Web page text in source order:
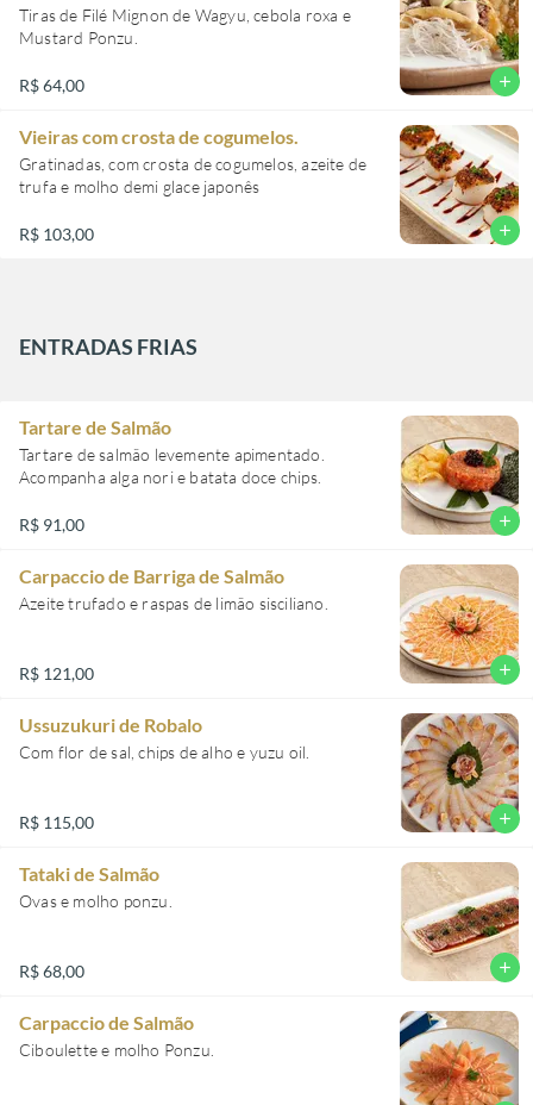
Tiras de Filé Mignon de Wagyu, cebola roxa e
Mustard Ponzu.
R$ 64,00 add
Vieiras com crosta de cogumelos.
Gratinadas, com crosta de cogumelos, azeite de
trufa e molho demi glace japonês
R$ 103,00 add
ENTRADAS FRIAS
Tartare de Salmão
Tartare de salmão levemente apimentado.
Acompanha alga nori e batata doce chips.
R$ 91,00 add
Carpaccio de Barriga de Salmão
Azeite trufado e raspas de limão sisciliano.
R$ 121,00 add
Ussuzukuri de Robalo
Com flor de sal, chips de alho e yuzu oil.
R$ 115,00 add
Tataki de Salmão
Ovas e molho ponzu.
R$ 68,00 add
Carpaccio de Salmão
Ciboulette e molho Ponzu.